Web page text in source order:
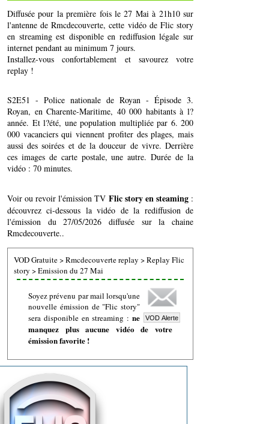
Diffusée pour la première fois le 27 Mai à 21h10 sur
l'antenne de Rmcdecouverte, cette vidéo de Flic story
en streaming est disponible en rediffusion légale sur
internet pendant au minimum 7 jours.
Installez-vous confortablement et savourez votre
replay !
S2E51 - Police nationale de Royan - Épisode 3.
Royan, en Charente-Maritime, 40 000 habitants à l?
année. Et l?été, une population multipliée par 6. 200
000 vacanciers qui viennent profiter des plages, mais
aussi des soirées et de la douceur de vivre. Derrière
ces images de carte postale, une autre. Durée de la
vidéo : 70 minutes.
Voir ou revoir l'émission TV Flic story en steaming:
découvrez ci-dessous la vidéo de la rediffusion de
l'émission du 27/05/2026 diffusée sur la chaine
Rmcdecouverte..
VOD Gratuite>Rmcdecouverte replay >Replay Flic
story >Emission du 27 Mai
Soyez prévenu par mail lorsqu'une
nouvelle émission de "Flic story"
sera disponible en streaming : ne
manquez plus aucune vidéo de votre
émission favorite !